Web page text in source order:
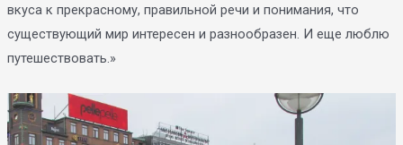
вкуса к прекрасному, правильной речи и понимания, что
существующий мир интересен и разнообразен. И еще люблю
путешествовать.»